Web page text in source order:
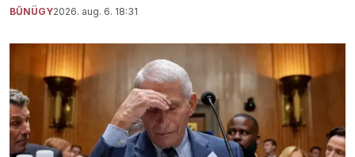
BŰNÜGY2026. aug. 6. 18:31